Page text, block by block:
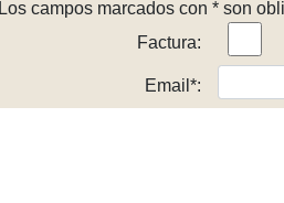
Los campos marcados con * son
Factura:
Email*: